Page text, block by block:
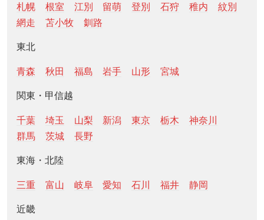
札幌
根室 江別 留萌 登別 石狩 稚内
紋別
網走
苫小牧 釧路
東北
青森 秋田 福島 岩手 山形 宮城
関東・甲信越
千葉 埼玉 山梨 新潟 東京 栃木
神奈川
群馬
茨城 長野
東海・北陸
三重 富山 岐阜 愛知 石川 福井 静岡
近畿